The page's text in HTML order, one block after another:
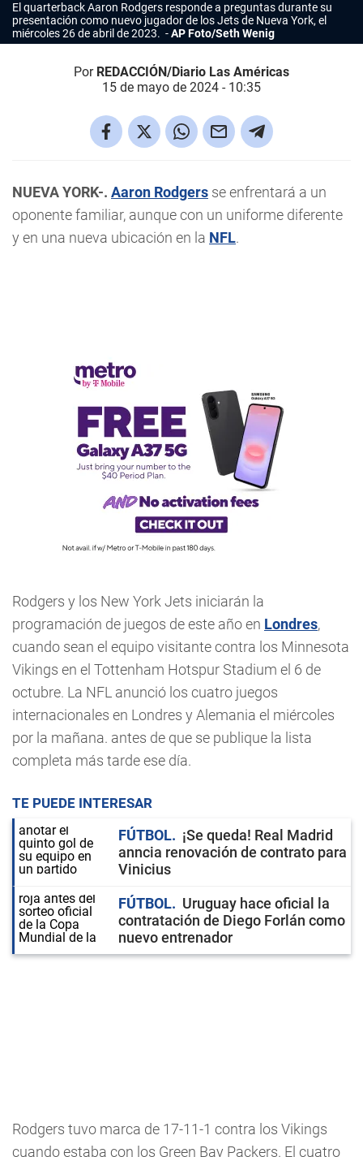
El quarterback Aaron Rodgers responde a preguntas durante su
presentación como nuevo jugador de los Jets de Nueva York, el
miércoles 26 de abril de 2023.
AP Foto/Seth Wenig
Por REDACCIÓN/Diario Las Américas
15 de mayo de 2024 - 10:35
NUEVA YORK-. Aaron Rodgers se enfrentará a un
oponente familiar, aunque con un uniforme diferente
y en una nueva ubicación en la NFL.
Rodgers y los New York Jets iniciarán la
programación de juegos de este año en Londres,
cuando sean el equipo visitante contra los Minnesota
Vikings en el Tottenham Hotspur Stadium el 6 de
octubre. La NFL anunció los cuatro juegos
internacionales en Londres y Alemania el miércoles
por la mañana. antes de que se publique la lista
completa más tarde ese día.
TE PUEDE INTERESAR
FÚTBOL
¡Se queda! Real Madrid
anncia renovación de contrato para
Vinicius
FÚTBOL
Uruguay hace oficial la
contratación de Diego Forlán como
nuevo entrenador
Rodgers tuvo marca de 17-11-1 contra los Vikings
cuando estaba con los Green Bay Packers. El cuatro